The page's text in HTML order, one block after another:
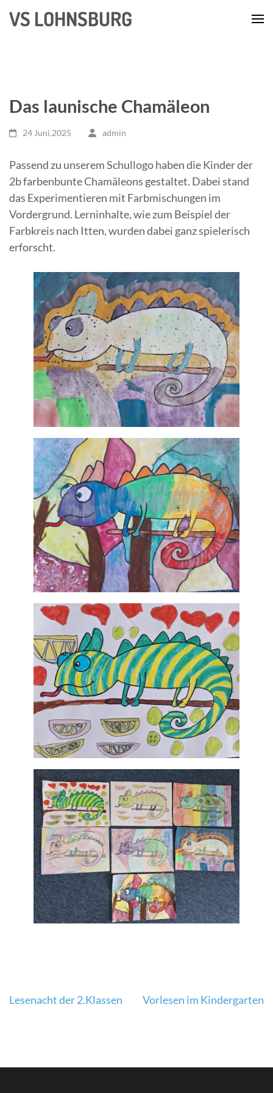
Inhalt
VS LOHNSBURG
Das launische Chamäleon
24 Juni,2025 admin
Passend zu unserem Schullogo haben die Kinder der
2b farbenbunte Chamäleons gestaltet. Dabei stand
das Experimentieren mit Farbmischungen im
Vordergrund. Lerninhalte, wie zum Beispiel der
Farbkreis nach Itten, wurden dabei ganz spielerisch
erforscht.
Beitragsnavigation
Lesenacht der 2.Klassen Vorlesen im Kindergarten